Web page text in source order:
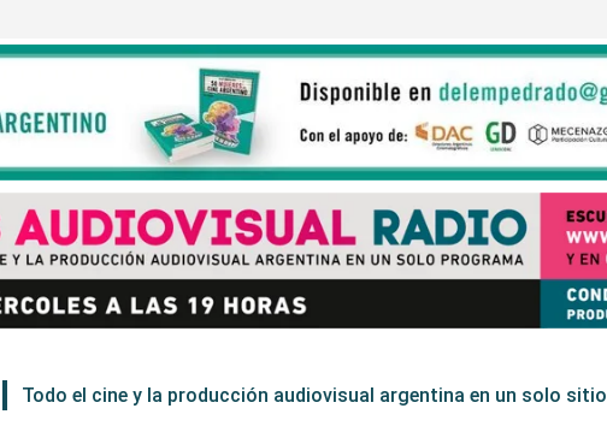
Todo el cine y la producción audiovisual argentina en un solo sitio